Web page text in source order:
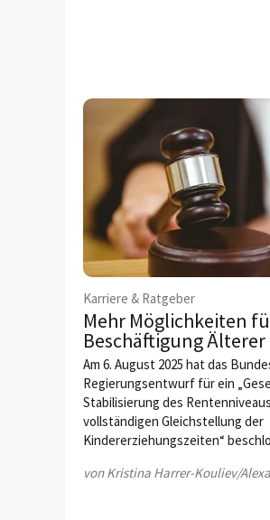
Karriere & Ratgeber
Mehr Möglichkeiten
Beschäftigung Älterer
Am 6. August 2025 hat das
Regierungsentwurf für ein
Stabilisierung des
vollständigen Gleichstellung der
Kindererziehungszeiten“
von Kristina Harrer-Kouliev/